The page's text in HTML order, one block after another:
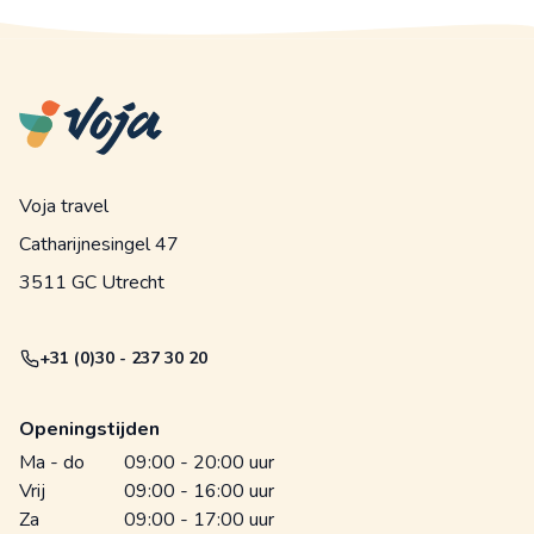
Voja travel
Catharijnesingel 47
3511 GC Utrecht
+31 (0)30 - 237 30 20
Openingstijden
Ma - do
09:00 - 20:00 uur
Vrij
09:00 - 16:00 uur
Za
09:00 - 17:00 uur